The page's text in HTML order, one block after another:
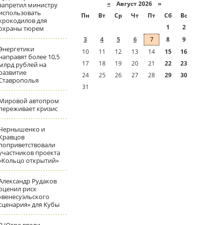
министру
для
тюрем
более 10,5
рублей на
автопром
кризис
и
проекта
открытий»
Рудаков
риск
для Кубы
« Август 2026 »
Пн
Вт Ср Чт Пт Сб
Вс
1
2
3
4 5 6 7 8
9
10
11 12 13 14 15
16
17
18 19 20 21 22
23
24
25 26 27 28 29
30
31